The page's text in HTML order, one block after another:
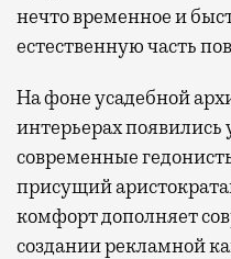
нечто временное и
естественную часть
На фоне усадебной
интерьерах
современные
присущий
комфорт дополняет
создании рекламной